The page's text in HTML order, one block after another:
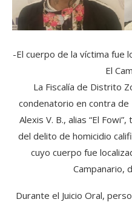
-El cuerpo de la víctima fue
El
La Fiscalía de Distrito
condenatorio en contra de
Alexis V. B., alias “El
del delito de homicidio
cuyo cuerpo fue
Campanario,
Durante el Juicio Oral,